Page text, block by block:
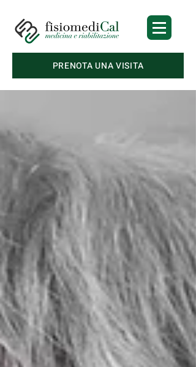
PRENOTA UNA VISITA